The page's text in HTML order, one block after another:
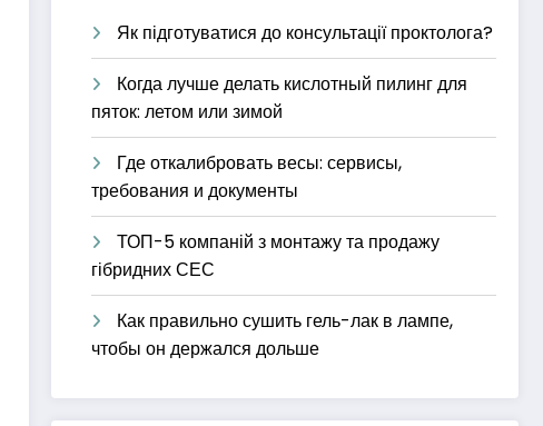
Як підготуватися до консультації проктолога?
Когда лучше делать кислотный пилинг для
пяток: летом или зимой
Где откалибровать весы: сервисы,
требования и документы
ТОП-5 компаній з монтажу та продажу
гібридних СЕС
Как правильно сушить гель-лак в лампе,
чтобы он держался дольше